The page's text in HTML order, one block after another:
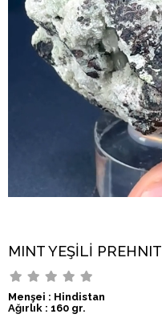
MINT YEŞİLİ
Menşei : Hindistan
Ağırlık : 160 gr.